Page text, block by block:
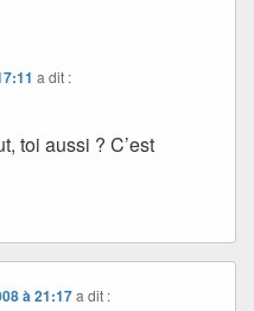
a dit :
toi aussi ? C’est
à 21:17 a dit :